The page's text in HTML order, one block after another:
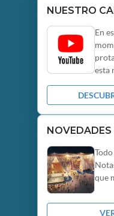
NUESTRO
En
esta
NOVEDADES
que